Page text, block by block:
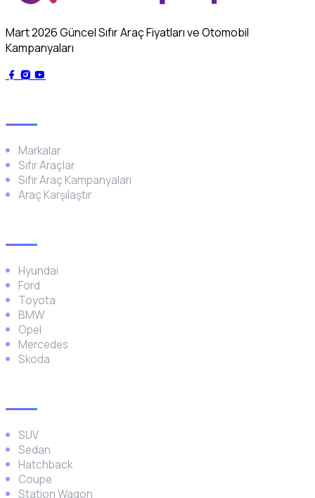
Mart 2026 Güncel Sıfır Araç Fiyatları ve Otomobil
Kampanyaları
Markalar
Sıfır Araçlar
Sıfır Araç Kampanyaları
Araç Karşılaştır
Hyundai
Ford
Toyota
BMW
Opel
Mercedes
Skoda
SUV
Sedan
Hatchback
Coupe
Station Wagon